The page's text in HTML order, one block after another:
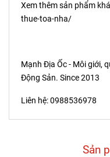
Xem thêm sản phẩm
thue-toa-nha/
Mạnh Địa Ốc - Môi giới,
Động Sản. Since 2013
Liên hệ: 0988536978
Sản